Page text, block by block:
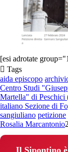
[esi adrotate
Tags
aida episcopo
Centro Studi
Martella" di Peschici
italiano Sezione di
sangiuliano petizione
Rosalia Marcantonio
Il Sipontino